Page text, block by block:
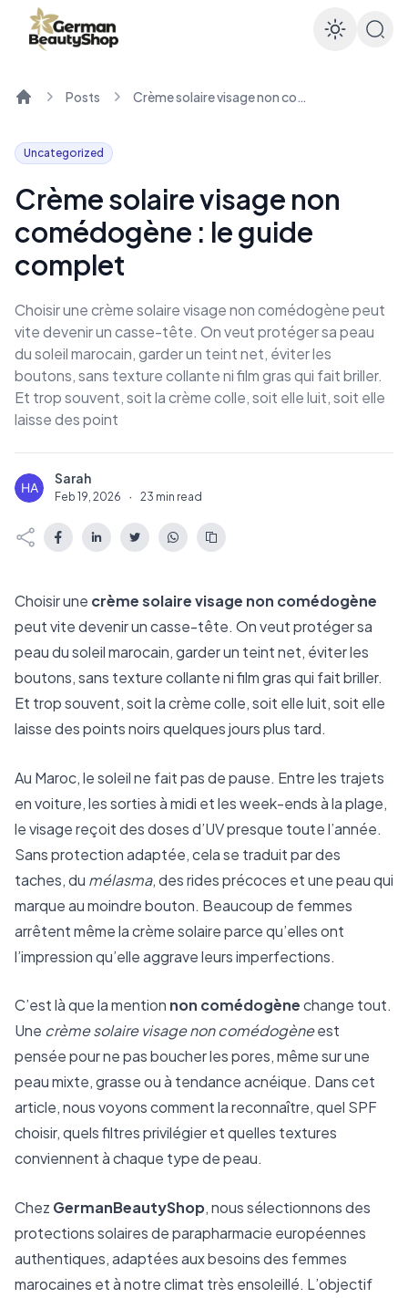
Posts Crème solaire visage non comédogène : le guide complet
Uncategorized
Crème solaire visage non
comédogène : le guide
complet
Choisir une crème solaire visage non comédogène peut
vite devenir un casse-tête. On veut protéger sa peau
du soleil marocain, garder un teint net, éviter les
boutons, sans texture collante ni film gras qui fait briller.
Et trop souvent, soit la crème colle, soit elle luit, soit elle
laisse des point
S Sarah
Feb 19, 2026 · 23 min read
Choisir une crème solaire visage non comédogène
peut vite devenir un casse-tête. On veut protéger sa
peau du soleil marocain, garder un teint net, éviter les
boutons, sans texture collante ni film gras qui fait briller.
Et trop souvent, soit la crème colle, soit elle luit, soit elle
laisse des points noirs quelques jours plus tard.
Au Maroc, le soleil ne fait pas de pause. Entre les trajets
en voiture, les sorties à midi et les week-ends à la plage,
le visage reçoit des doses d’UV presque toute l’année.
Sans protection adaptée, cela se traduit par des
taches, du mélasma, des rides précoces et une peau qui
marque au moindre bouton. Beaucoup de femmes
arrêtent même la crème solaire parce qu’elles ont
l’impression qu’elle aggrave leurs imperfections.
C’est là que la mention non comédogènechange tout.
Une crème solaire visage non comédogèneest
pensée pour ne pas boucher les pores, même sur une
peau mixte, grasse ou à tendance acnéique. Dans cet
article, nous voyons comment la reconnaître, quel SPF
choisir, quels filtres privilégier et quelles textures
conviennent à chaque type de peau.
Chez GermanBeautyShop, nous sélectionnons des
protections solaires de parapharmacie européennes
authentiques, adaptées aux besoins des femmes
marocaines et à notre climat très ensoleillé. L’objectif